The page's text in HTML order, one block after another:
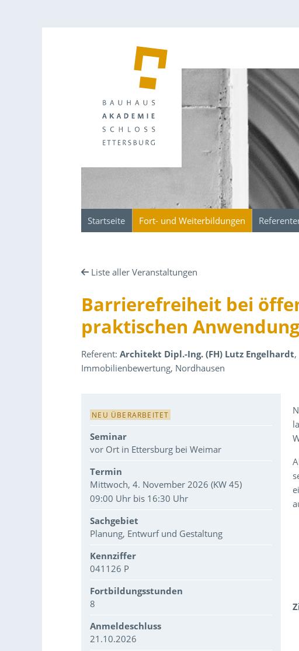
Startseite Fort- und Weiterbildungen
Liste aller Veranstaltungen
Barrierefreiheit bei
praktischen
Referent:Architekt Dipl.-Ing. (FH) Lutz Engelhardt
Immobilienbewertung, Nordhausen
Veranstaltungsdaten
NEU ÜBERARBEITET
Seminar
vor Ort in Ettersburg bei Weimar
Termin
Mittwoch, 4. November 2026 (KW 45)
09:00 Uhr bis 16:30 Uhr
Sachgebiet
Planung, Entwurf und Gestaltung
Kennziffer
041126 P
Fortbildungsstunden
8
Anmeldeschluss
21.10.2026